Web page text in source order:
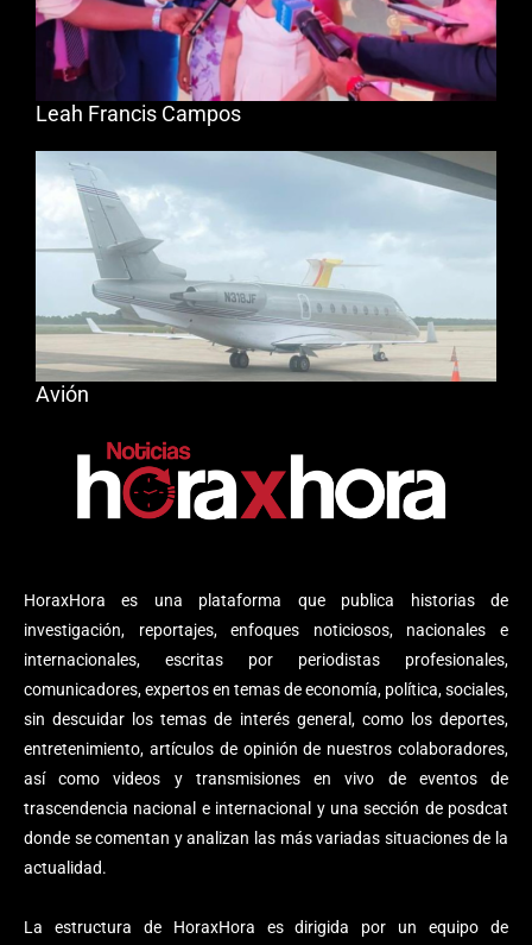
HoraxHora es una plataforma que publica historias de
investigación, reportajes, enfoques noticiosos, nacionales e
internacionales, escritas por periodistas profesionales,
comunicadores, expertos en temas de economía, política, sociales,
sin descuidar los temas de interés general, como los deportes,
entretenimiento, artículos de opinión de nuestros colaboradores,
así como videos y transmisiones en vivo de eventos de
trascendencia nacional e internacional y una sección de posdcat
donde se comentan y analizan las más variadas situaciones de la
actualidad.
La estructura de HoraxHora es dirigida por un equipo de
Leah Francis Campos
Avión